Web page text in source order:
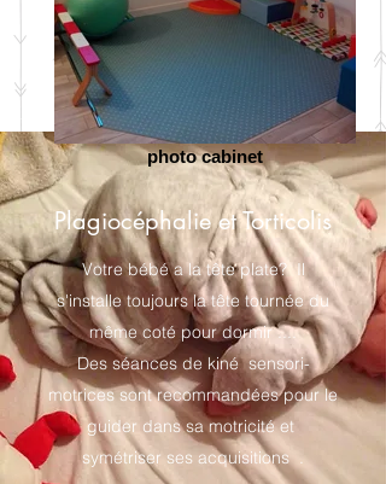
Plagiocéphalie et Torticolis
Votre bébé a la tête plate? Il
s'installe toujours la tête tournée du
même coté pour dormir ....
Des séances de kiné sensori-
motrices sont recommandées pour le
guider dans sa motricité et
symétriser ses acquisitions .
photo cabinet